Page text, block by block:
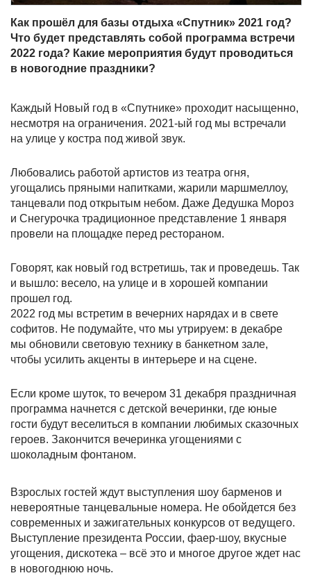
Как прошёл для базы отдыха «Спутник» 2021 год?
Что будет представлять собой программа встречи
2022 года? Какие мероприятия будут проводиться
в новогодние праздники?
Каждый Новый год в «Спутнике» проходит насыщенно,
несмотря на ограничения. 2021-ый год мы встречали
на улице у костра под живой звук.
Любовались работой артистов из театра огня,
угощались пряными напитками, жарили маршмеллоу,
танцевали под открытым небом. Даже Дедушка Мороз
и Снегурочка традиционное представление 1 января
провели на площадке перед рестораном.
Говорят, как новый год встретишь, так и проведешь. Так
и вышло: весело, на улице и в хорошей компании
прошел год.
2022 год мы встретим в вечерних нарядах и в свете
софитов. Не подумайте, что мы утрируем: в декабре
мы обновили световую технику в банкетном зале,
чтобы усилить акценты в интерьере и на сцене.
Если кроме шуток, то вечером 31 декабря праздничная
программа начнется с детской вечеринки, где юные
гости будут веселиться в компании любимых сказочных
героев. Закончится вечеринка угощениями с
шоколадным фонтаном.
Взрослых гостей ждут выступления шоу барменов и
невероятные танцевальные номера. Не обойдется без
современных и зажигательных конкурсов от ведущего.
Выступление президента России, фаер-шоу, вкусные
угощения, дискотека – всё это и многое другое ждет нас
в новогоднюю ночь.